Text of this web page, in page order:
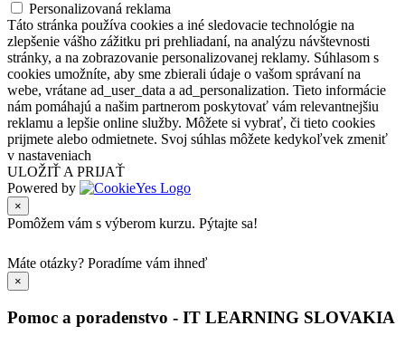
Personalizovaná reklama
Táto stránka používa cookies a iné sledovacie technológie na
zlepšenie vášho zážitku pri prehliadaní, na analýzu návštevnosti
stránky, a na zobrazovanie personalizovanej reklamy. Súhlasom s
cookies umožníte, aby sme zbierali údaje o vašom správaní na
webe, vrátane ad_user_data a ad_personalization. Tieto informácie
nám pomáhajú a našim partnerom poskytovať vám relevantnejšiu
reklamu a lepšie online služby. Môžete si vybrať, či tieto cookies
prijmete alebo odmietnete. Svoj súhlas môžete kedykoľvek zmeniť
v nastaveniach
ULOŽIŤ A PRIJAŤ
Powered by
×
Pomôžem vám s výberom kurzu. Pýtajte sa!
Máte otázky? Poradíme vám ihneď
×
Pomoc a poradenstvo - IT LEARNING SLOVAKIA